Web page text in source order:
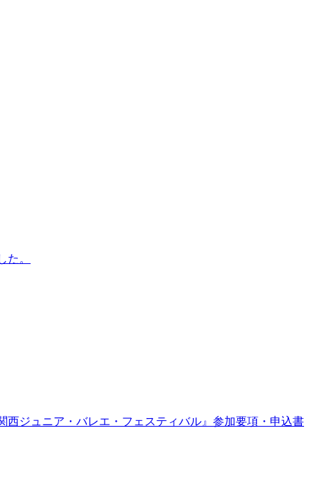
た。
西ジュニア・バレエ・フェスティバル』参加要項・申込書